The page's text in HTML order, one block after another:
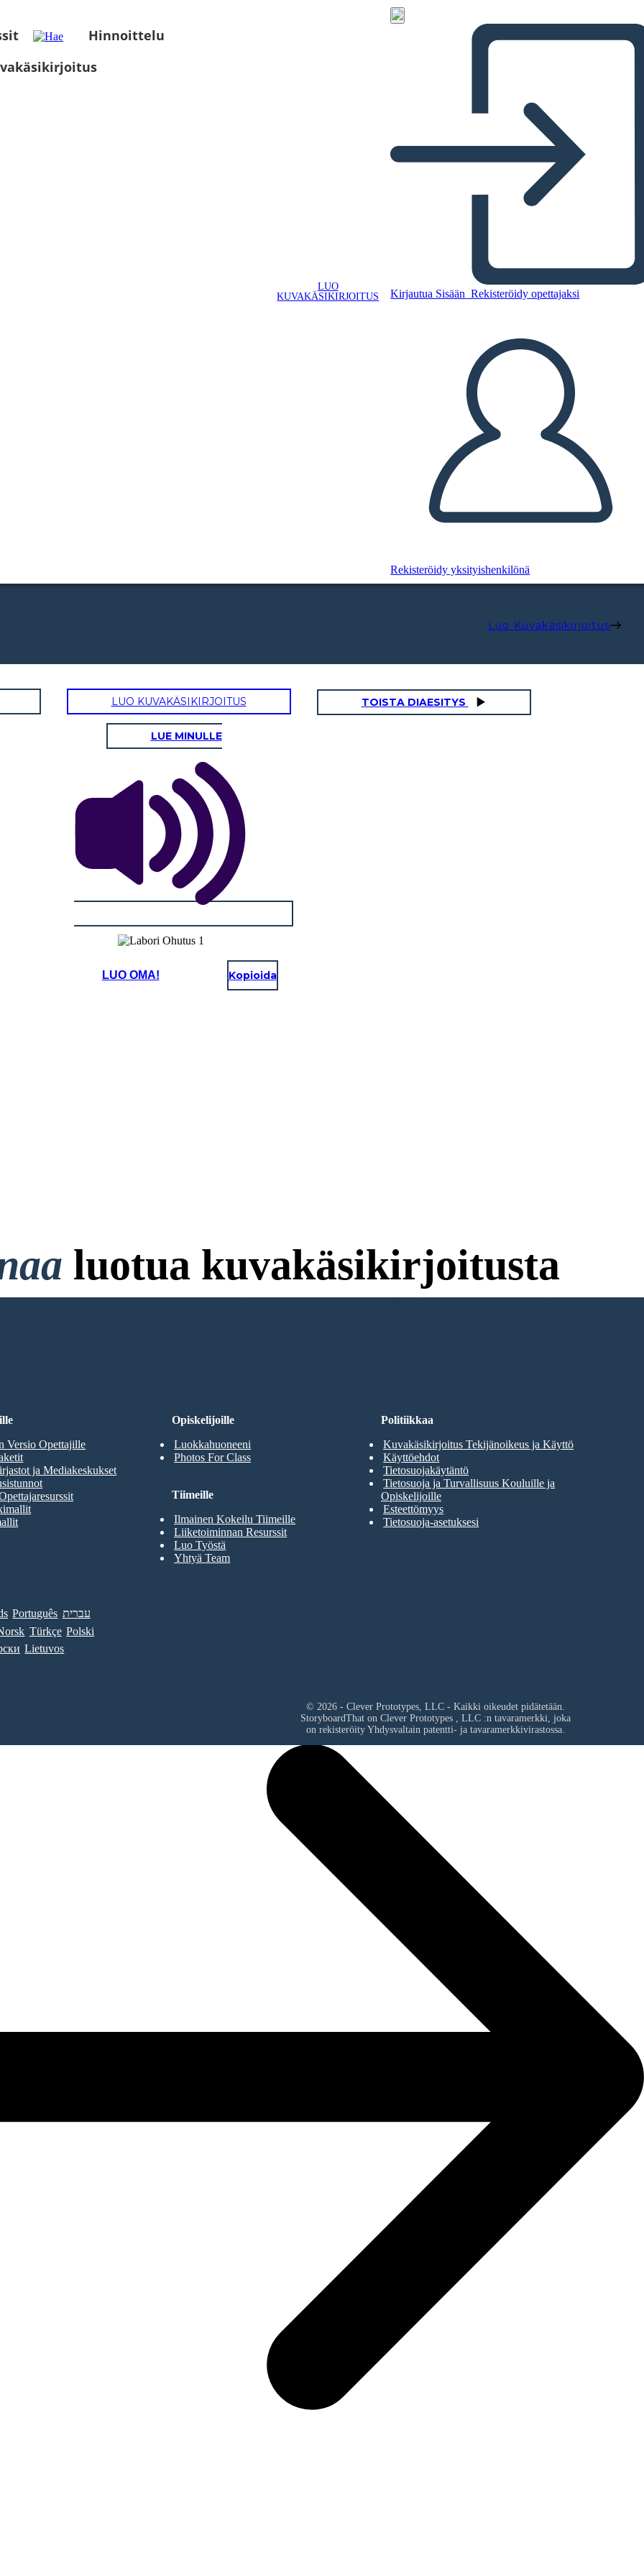
Hinnoittelu
LUO
KUVAKÄSIKIRJOITUS
Kirjautua Sisään Rekisteröidy opettajaksi
Rekisteröidy yksityishenkilönä
Luo Kuvakäsikirjoitus
LUO KUVAKÄSIKIRJOITUS TOISTA DIAESITYS
LUE MINULLE
LUO OMA! Kopioida
luotua kuvakäsikirjoitusta
ja ei Vaadi Kirjautumista Kokeilemiseen!
Opiskelijoille
Luokkahuoneeni
Photos For Class
Versio Opettajille
ja Mediakeskukset
Tiimeille
Ilmainen Kokeilu Tiimeille
Liiketoiminnan Resurssit
Luo Työstä
Yhtyä Team
Politiikkaa
Kuvakäsikirjoitus Tekijänoikeus ja Käyttö
Käyttöehdot
Tietosuojakäytäntö
Tietosuoja ja Turvallisuus Kouluille ja
Opiskelijoille
Esteettömyys
Tietosuoja-asetuksesi
Português עברית
Türkçe Polski
Lietuvos
© 2026 - Clever Prototypes, LLC - Kaikki oikeudet pidätetään.
StoryboardThat on Clever Prototypes , LLC:n tavaramerkki, joka
on rekisteröity Yhdysvaltain patentti- ja tavaramerkkivirastossa.